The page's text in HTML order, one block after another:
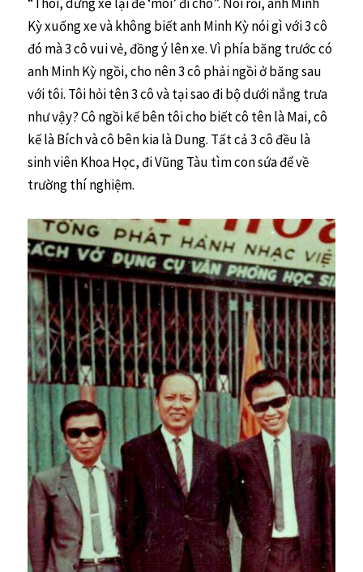
Kỳ xuống xe và không biết anh Minh Kỳ nói gì với 3 cô
đó mà 3 cô vui vẻ, đồng ý lên xe. Vì phía băng trước có
anh Minh Kỳ ngồi, cho nên 3 cô phải ngồi ở băng sau
với tôi. Tôi hỏi tên 3 cô và tại sao đi bộ dưới nắng trưa
như vậy? Cô ngồi kế bên tôi cho biết cô tên là Mai, cô
kế là Bích và cô bên kia là Dung. Tất cả 3 cô đều là
sinh viên Khoa Học, đi Vũng Tàu tìm con sứa để về
trường thí nghiệm.